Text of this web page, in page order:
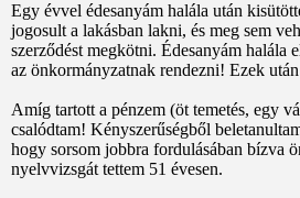
Egy évvel édesanyám halála után
jogosult a lakásban lakni, és meg sem
szerződést megkötni. Édesanyám halála
az önkormányzatnak rendezni! Ezek
Amíg tartott a pénzem (öt temetés, egy
csalódtam! Kényszerűségből
hogy sorsom jobbra fordulásában bízva
nyelvvizsgát tettem 51 évesen.